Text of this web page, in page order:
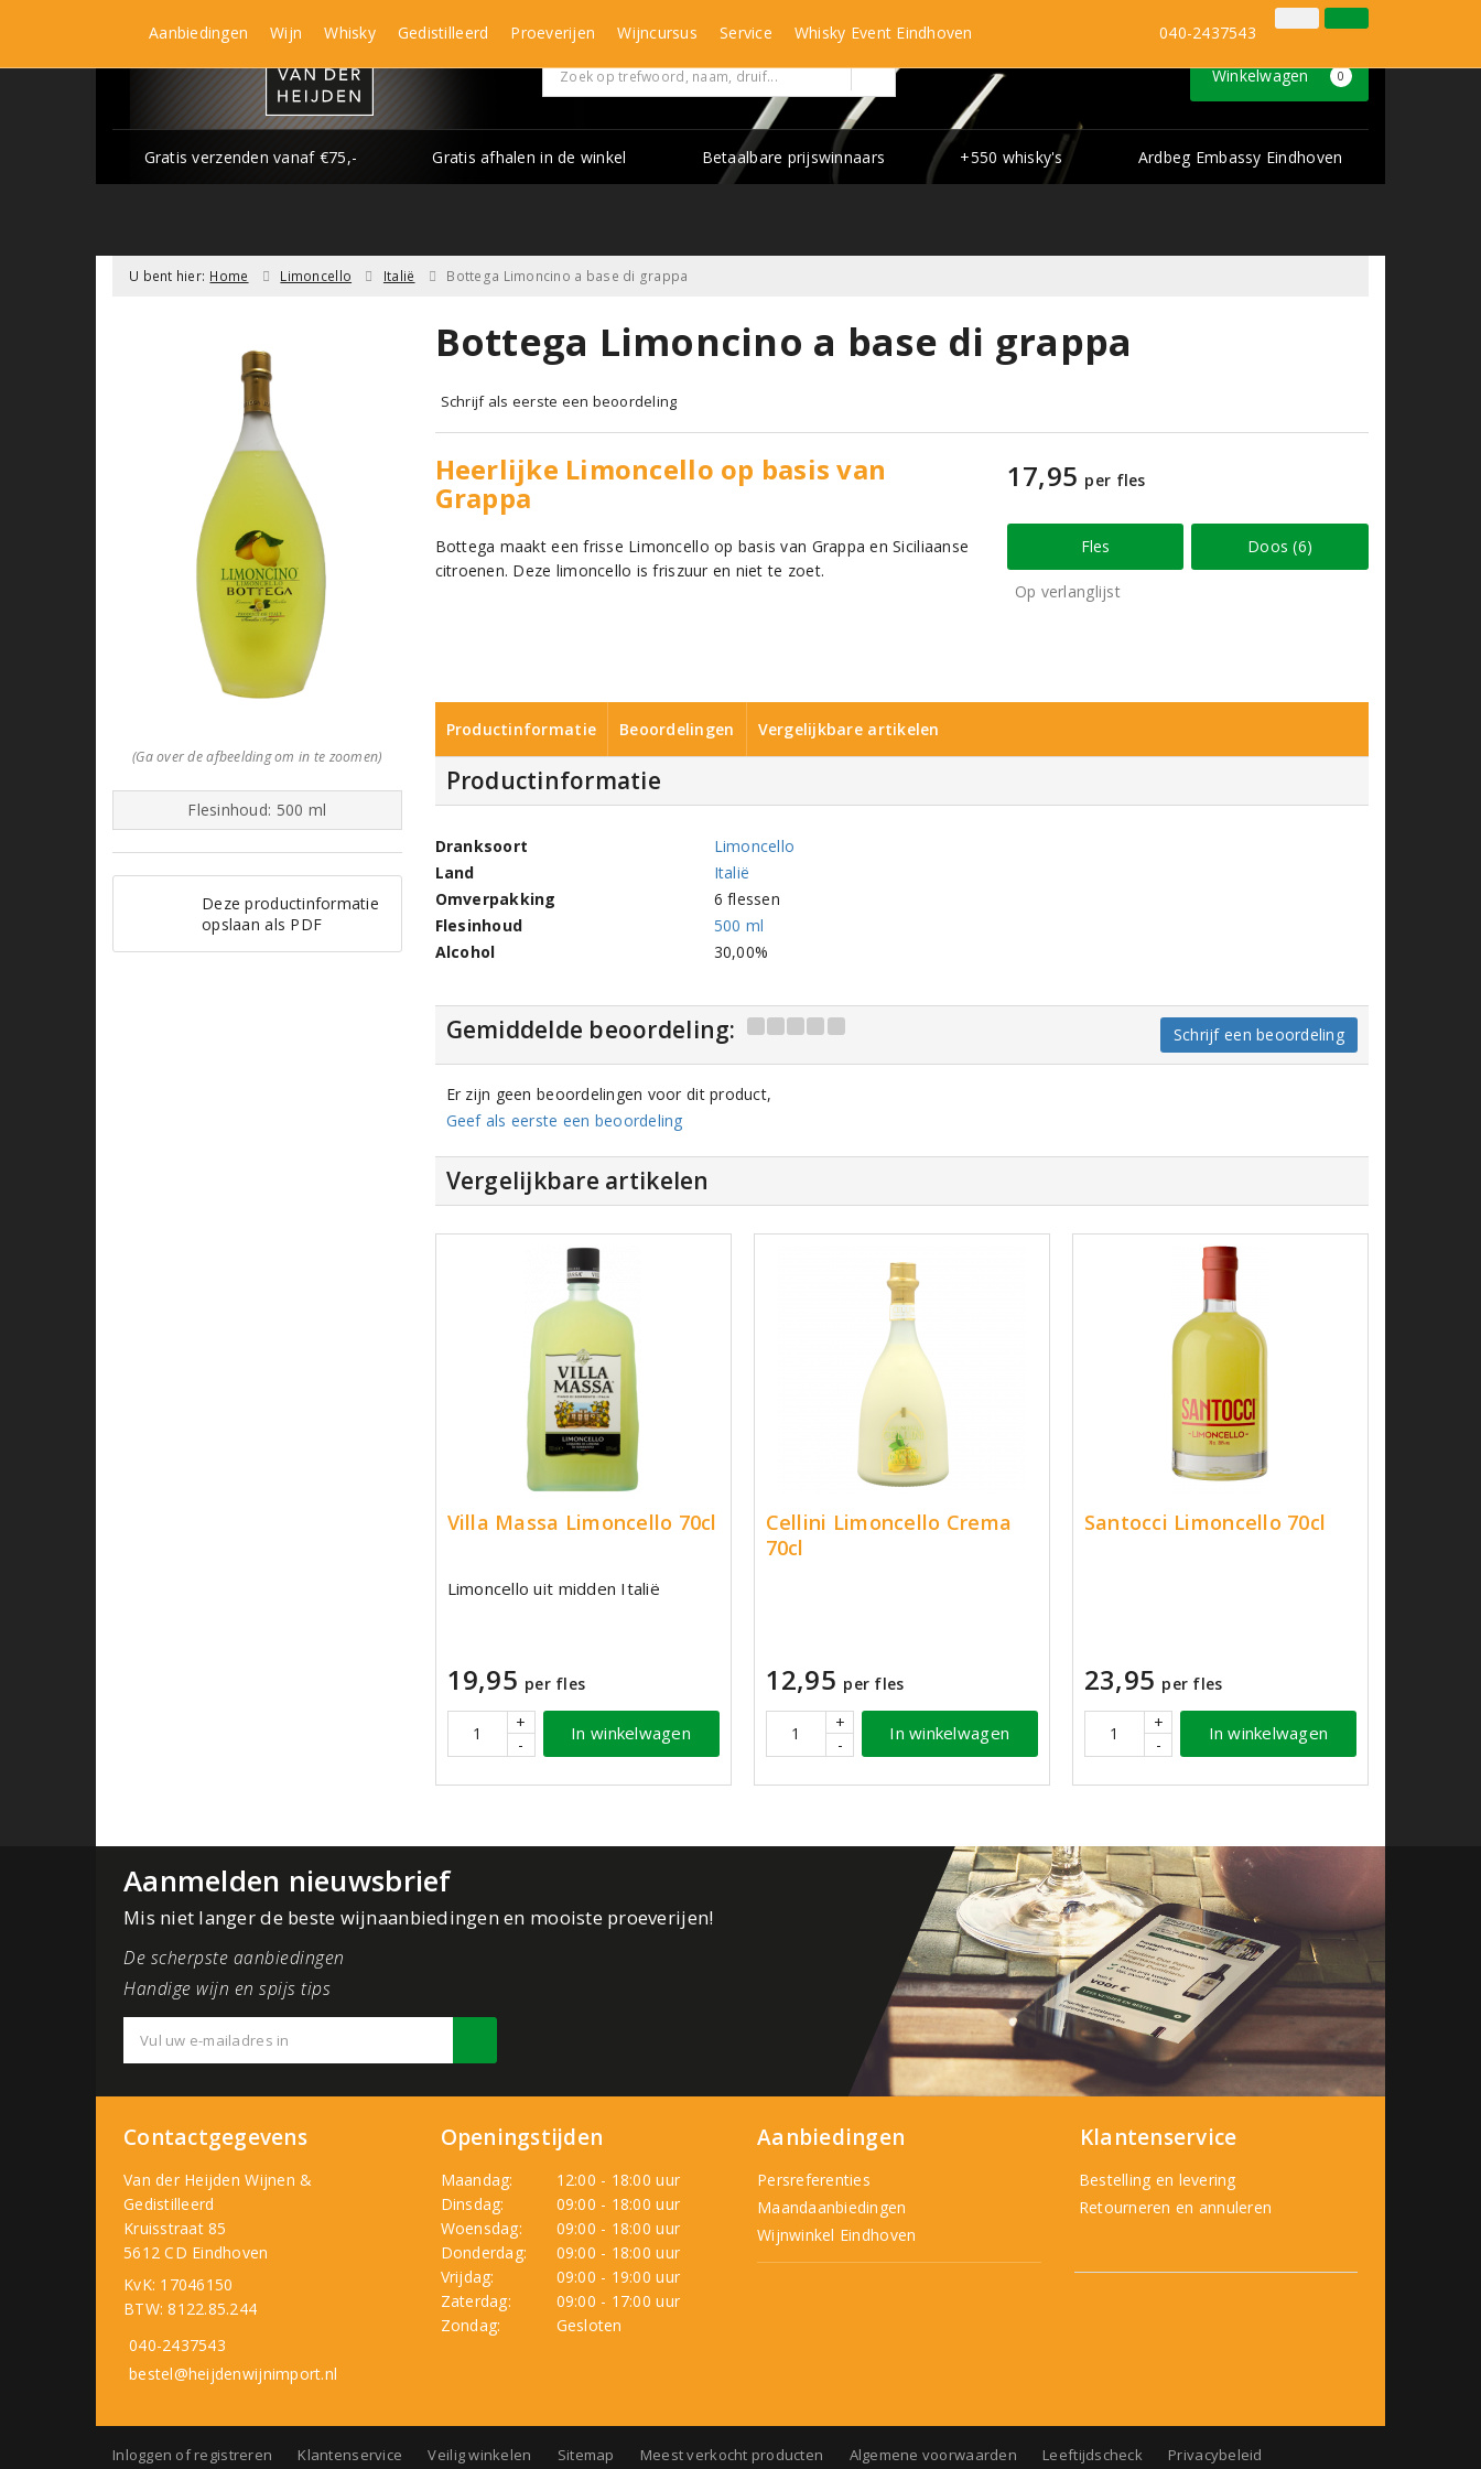
Inloggen Klantenservice
Winkelwagen 0
Gratis verzenden vanaf €75,- Gratis afhalen in de winkel Betaalbare prijswinnaars +550 whisky's Ardbeg Embassy Eindhoven
Aanbiedingen Wijn Whisky Gedistilleerd Proeverijen Wijncursus Service Whisky Event Eindhoven 040-2437543
U bent hier: Home Limoncello Italië Bottega Limoncino a base di grappa
(Ga over de afbeelding om in te zoomen)
Flesinhoud: 500 ml
Deze productinformatie
opslaan als PDF
Bottega Limoncino a base di grappa
Schrijf als eerste een beoordeling
Heerlijke Limoncello op basis van
Grappa
Bottega maakt een frisse Limoncello op basis van Grappa en Siciliaanse
citroenen. Deze limoncello is friszuur en niet te zoet.
17,95 per fles
Fles Doos (6)
Op verlanglijst
Productinformatie Beoordelingen Vergelijkbare artikelen
Productinformatie
Dranksoort
Limoncello
Land
Italië
Omverpakking
6 flessen
Flesinhoud
500 ml
Alcohol
30,00%
Gemiddelde beoordeling: Schrijf een beoordeling
Er zijn geen beoordelingen voor dit product,
Geef als eerste een beoordeling
Vergelijkbare artikelen
Villa Massa Limoncello 70cl
Limoncello uit midden Italië
19,95 per fles
+
-
In winkelwagen
Cellini Limoncello Crema
70cl
12,95 per fles
+
-
In winkelwagen
Santocci Limoncello 70cl
23,95 per fles
+
-
In winkelwagen
Aanmelden nieuwsbrief
Mis niet langer de beste wijnaanbiedingen en mooiste proeverijen!
De scherpste aanbiedingen
Handige wijn en spijs tips
Contactgegevens
Van der Heijden Wijnen &
Gedistilleerd
Kruisstraat 85
5612 CD Eindhoven
KvK: 17046150
BTW: 8122.85.244
040-2437543
bestel@heijdenwijnimport.nl
Openingstijden
Maandag:
12:00 - 18:00 uur
Dinsdag:
09:00 - 18:00 uur
Woensdag:
09:00 - 18:00 uur
Donderdag:
09:00 - 18:00 uur
Vrijdag:
09:00 - 19:00 uur
Zaterdag:
09:00 - 17:00 uur
Zondag:
Gesloten
Aanbiedingen
Persreferenties
Maandaanbiedingen
Wijnwinkel Eindhoven
Klantenservice
Bestelling en levering
Retourneren en annuleren
Inloggen of registreren Klantenservice Veilig winkelen Sitemap Meest verkocht producten Algemene voorwaarden Leeftijdscheck
Privacybeleid